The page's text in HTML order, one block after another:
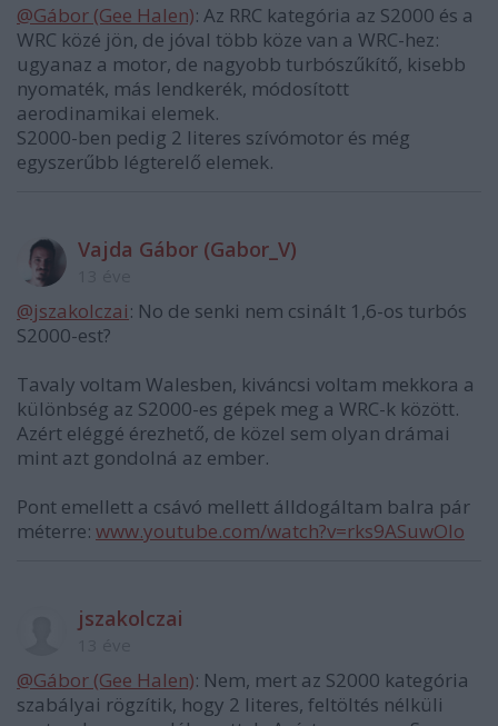
@Gábor (Gee Halen): Az RRC kategória az S2000 és a
WRC közé jön, de jóval több köze van a WRC-hez:
ugyanaz a motor, de nagyobb turbószűkítő, kisebb
nyomaték, más lendkerék, módosított
aerodinamikai elemek.
S2000-ben pedig 2 literes szívómotor és még
egyszerűbb légterelő elemek.
Vajda Gábor (Gabor_V)
@jszakolczai: No de senki nem csinált 1,6-os turbós
S2000-est?
Tavaly voltam Walesben, kiváncsi voltam mekkora a
különbség az S2000-es gépek meg a WRC-k között.
Azért eléggé érezhető, de közel sem olyan drámai
mint azt gondolná az ember.
Pont emellett a csávó mellett álldogáltam balra pár
méterre: www.youtube.com/watch?v=rks9ASuwOIo
jszakolczai
@Gábor (Gee Halen): Nem, mert az S2000 kategória
szabályai rögzítik, hogy 2 literes, feltöltés nélküli